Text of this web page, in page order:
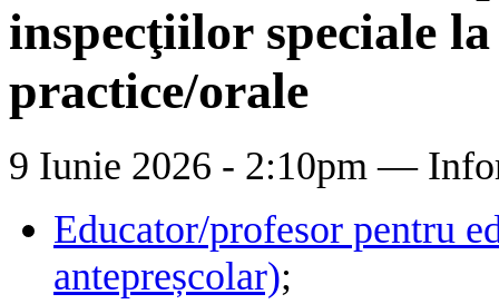
inspecţiilor speciale
practice/orale
9 Iunie 2026 - 2:10pm —
Educator/profesor pentru
antepreșcolar);